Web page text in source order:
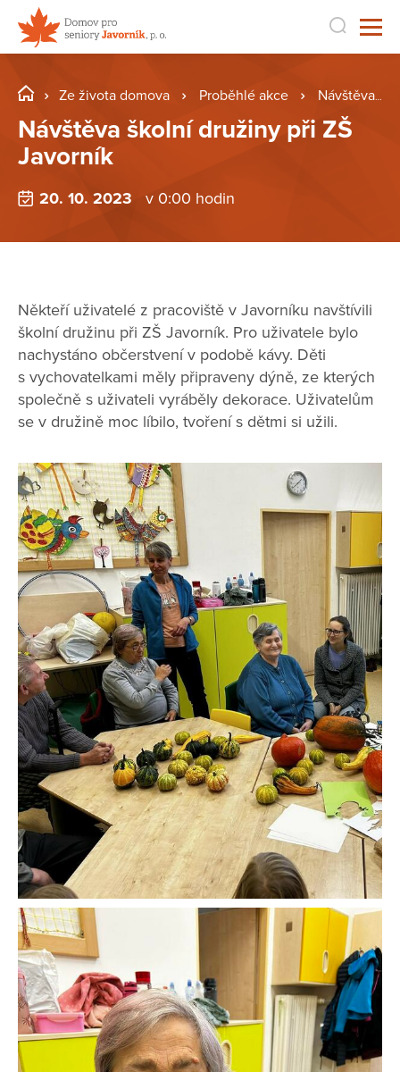
Ze života domova Proběhlé akce Návštěva školní družiny při ZŠ Javorník
Návštěva školní družiny při ZŠ
Javorník
20. 10. 2023 v 0:00 hodin
Někteří uživatelé z pracoviště v Javorníku navštívili
školní družinu při ZŠ Javorník. Pro uživatele bylo
nachystáno občerstvení v podobě kávy. Děti
s vychovatelkami měly připraveny dýně, ze kterých
společně s uživateli vyráběly dekorace. Uživatelům
se v družině moc líbilo, tvoření s dětmi si užili.